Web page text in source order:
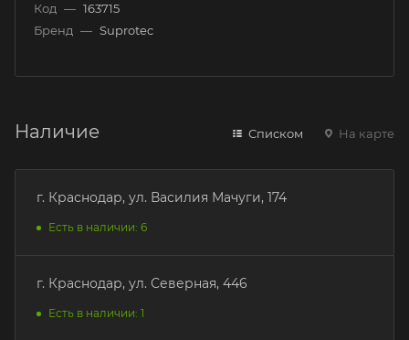
Код — 163715
Бренд — Suprotec
Наличие Списком На карте
г. Краснодар, ул. Василия Мачуги, 174
Есть в наличии: 6
г. Краснодар, ул. Северная, 446
Есть в наличии: 1